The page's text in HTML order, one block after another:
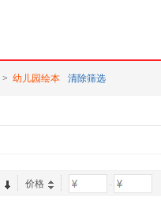
> 幼儿园绘本 清除筛选
价格 -